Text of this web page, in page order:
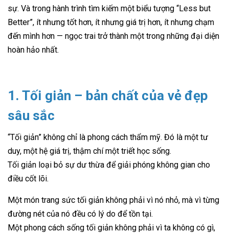
sự. Và trong hành trình tìm kiếm một biểu tượng “Less but
Better”, ít nhưng tốt hơn, ít nhưng giá trị hơn, ít nhưng chạm
đến mình hơn — ngọc trai trở thành một trong những đại diện
hoàn hảo nhất.
1. Tối giản – bản chất của vẻ đẹp
sâu sắc
“Tối giản” không chỉ là phong cách thẩm mỹ. Đó là một tư
duy, một hệ giá trị, thậm chí một triết học sống.
Tối giản loại bỏ sự dư thừa để giải phóng không gian cho
điều cốt lõi.
Một món trang sức tối giản không phải vì nó nhỏ, mà vì từng
đường nét của nó đều có lý do để tồn tại.
Một phong cách sống tối giản không phải vì ta không có gì,